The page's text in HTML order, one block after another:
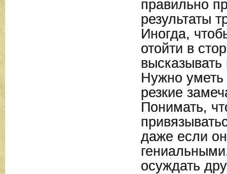
правильно
результаты
Иногда,
отойти в
Нужно уметь
резкие
Понимать,
даже если
осуждать